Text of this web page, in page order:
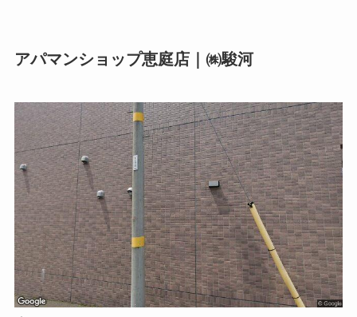
アパマンショップ恵庭店｜㈱駿河